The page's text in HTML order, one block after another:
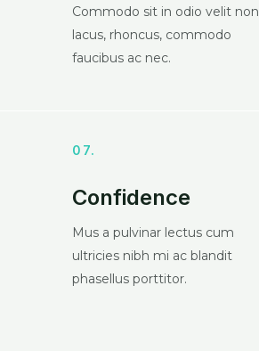
Commodo sit in odio velit non
lacus, rhoncus, commodo
faucibus ac nec.
07.
Confidence
Mus a pulvinar lectus cum
ultricies nibh mi ac blandit
phasellus porttitor.